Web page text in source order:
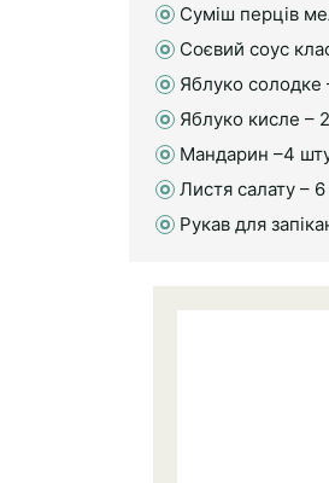
Суміш перців
Соєвий соус
Яблуко солодке
Яблуко кисле –
Мандарин –4
Листя салату –
Рукав для